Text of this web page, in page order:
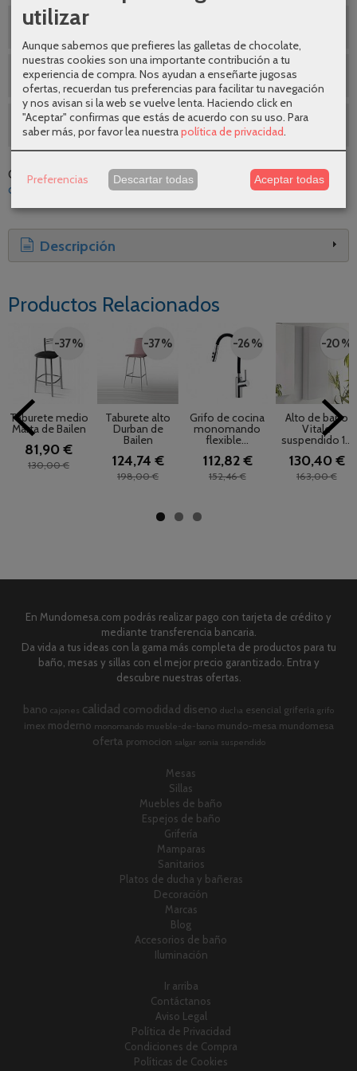
¿Te ayudamos a elegir ?
¿Te ayudamos a elegir ?
SEGUNDAS REBAJAS AGOSTO
Categoría:Taburetes |Tags:cocina silla diseno calidad
comodidad
moderno esencial mundo-mesa |Comentarios
Descripción
Productos Relacionados
-37 %
Taburete medio
Marta de Bailen
81,90 €
130,00 €
-37 %
Taburete alto
Durban de
Bailen
124,74 €
198,00 €
-26 %
Grifo de cocina
monomando
flexible...
112,82 €
152,46 €
-20 %
Alto de baño
Vitale
suspendido 1...
130,40 €
163,00 €
En Mundomesa.com podrás realizar pago con tarjeta de crédito y
mediante transferencia bancaria.
Da vida a tus ideas con la gama más completa de productos para tu
baño, mesas y sillas con el mejor precio garantizado. Entra y
descubre nuestras ofertas.
bano cajones calidad comodidad diseno ducha esencial griferia grifo
imex moderno monomando mueble-de-bano mundo-mesa mundomesa
oferta promocion salgar sonia suspendido
Mesas
Sillas
Muebles de baño
Espejos de baño
Grifería
Mamparas
Sanitarios
Platos de ducha y bañeras
Decoración
Marcas
Blog
Accesorios de baño
Iluminación
Ir arriba
Contáctanos
Aviso Legal
Política de Privacidad
Condiciones de Compra
Políticas de Cookies
utilizar
Aunque sabemos que prefieres las galletas de chocolate,
nuestras cookies son una importante contribución a tu
experiencia de compra. Nos ayudan a enseñarte jugosas
ofertas, recuerdan tus preferencias para facilitar tu navegación
y nos avisan si la web se vuelve lenta. Haciendo click en
"Aceptar" confirmas que estás de acuerdo con su uso. Para
saber más, por favor lea nuestrapolítica de privacidad
Preferencias Descartar todas Aceptar todas